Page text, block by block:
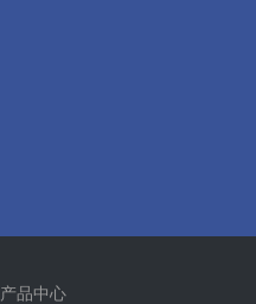
数据库字典
👨‍🔬 常见问题
产品中心